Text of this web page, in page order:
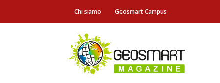
Chi siamo Geosmart Campus